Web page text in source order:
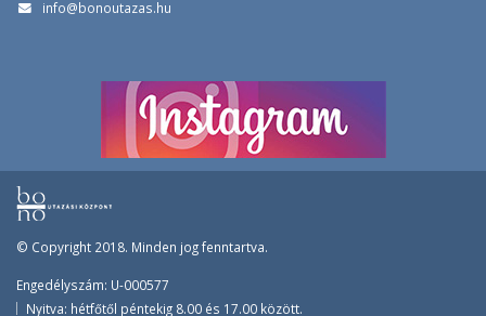
info@bonoutazas.hu
© Copyright 2018. Minden jog fenntartva.
Engedélyszám: U-000577
Nyitva: hétfőtől péntekig 8.00 és 17.00 között.